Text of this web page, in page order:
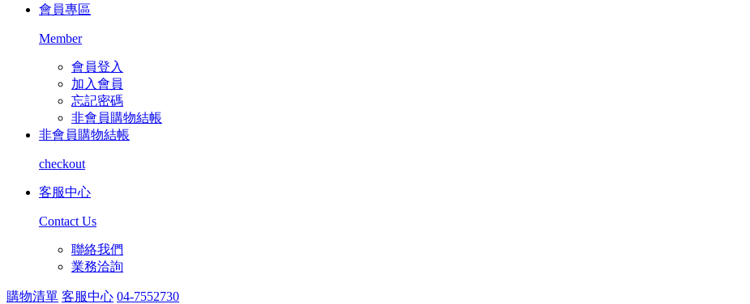
會員專區
Member
會員登入
加入會員
忘記密碼
非會員購物結帳
非會員購物結帳
checkout
客服中心
Contact Us
聯絡我們
業務洽詢
購物清單 客服中心 04-7552730